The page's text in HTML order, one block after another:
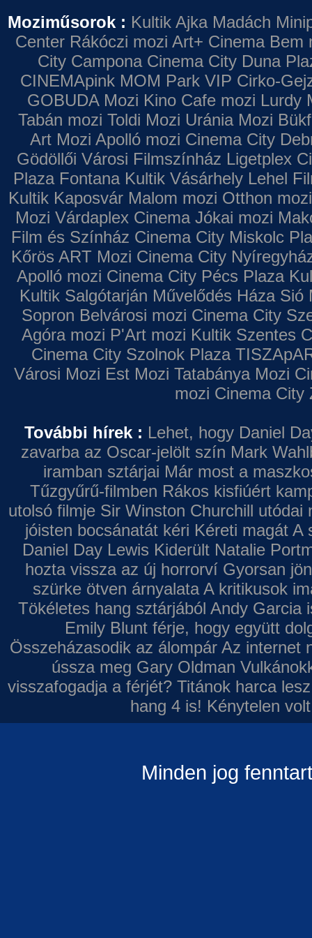
Moziműsorok : Kultik Ajka Madách
Center Rákóczi mozi Art+ Cinema Bem
City Campona Cinema City Duna
CINEMApink MOM Park VIP Cirko-
GOBUDA Mozi Kino Cafe mozi Lurdy
Tabán mozi Toldi Mozi Uránia Mozi
Art Mozi Apolló mozi Cinema City
Gödöllői Városi Filmszínház Ligetplex
Plaza Fontana Kultik Vásárhely Lehel
Kultik Kaposvár Malom mozi Otthon mozi
Mozi Várdaplex Cinema Jókai mozi
Film és Színház Cinema City Miskolc
Kőrös ART Mozi Cinema City
Apolló mozi Cinema City Pécs Plaza
Kultik Salgótarján Művelődés Háza Sió
Sopron Belvárosi mozi Cinema City
Agóra mozi P'Art mozi Kultik Szentes
Cinema City Szolnok Plaza
Városi Mozi Est Mozi Tatabánya Mozi
mozi Cinema City
További hírek : Lehet, hogy Daniel
zavarba az Oscar-jelölt szín Mark
iramban sztárjai Már most a
Tűzgyűrű-filmben Rákos kisfiúért
utolsó filmje Sir Winston Churchill utódai
jóisten bocsánatát kéri Kéreti magát A
Daniel Day Lewis Kiderült Natalie
hozta vissza az új horrorví Gyorsan
szürke ötven árnyalata A kritikusok
Tökéletes hang sztárjából Andy Garcia
Emily Blunt férje, hogy együtt
Összeházasodik az álompár Az internet
ússza meg Gary Oldman
visszafogadja a férjét? Titánok harca
hang 4 is! Kénytelen
Minden jog